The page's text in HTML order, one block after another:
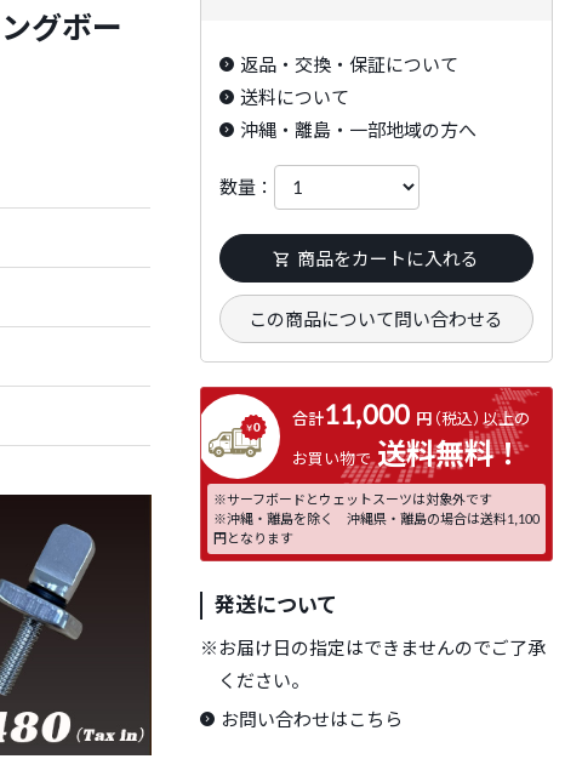
グボー
返品・交換・保証について
送料について
沖縄・離島・一部地域の方へ
数量：
商品をカートに入れる
この商品について問い合わせる
合計11,000 円（税込）以上の
お買い物で 送料無料！
※サーフボードとウェットスーツは対象外です
※沖縄・離島を除く 沖縄県・離島の場合は送料1,100
円となります
発送について
※ お届け日の指定はできませんのでご了承
ください。
お問い合わせはこちら